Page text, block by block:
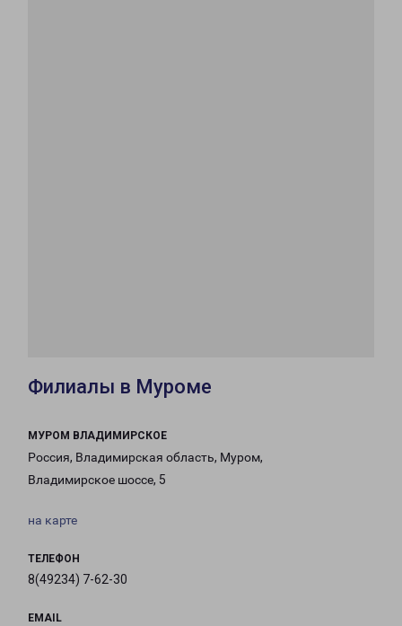
Филиалы в Муроме
МУРОМ ВЛАДИМИРСКОЕ
Россия, Владимирская область, Муром,
Владимирское шоссе, 5
на карте
ТЕЛЕФОН
8(49234) 7-62-30
EMAIL